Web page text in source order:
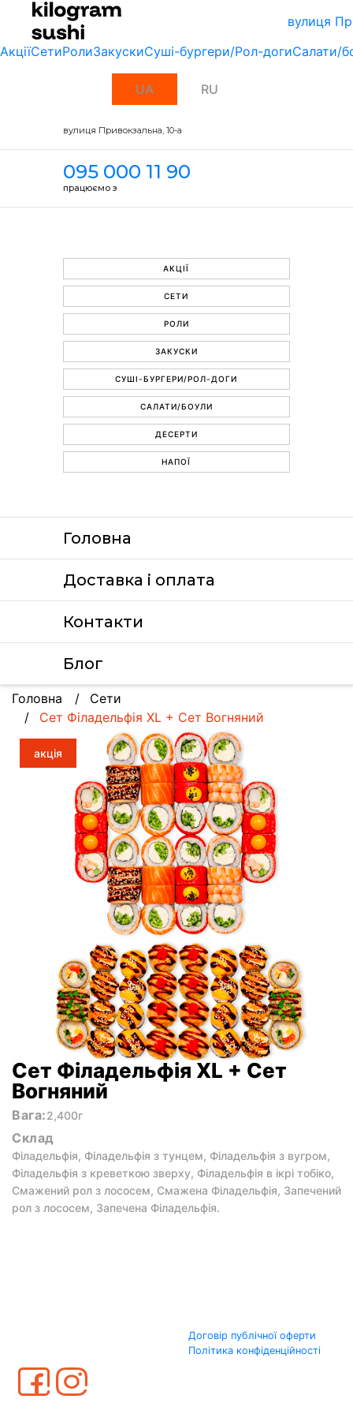
вулиця
АкціїСетиРолиЗакускиСуші-бургери/Рол-догиСалати/
UA RU
вулиця Привокзальна, 10-a
095 000 11 90
працюємо з
АКЦІЇ
СЕТИ
РОЛИ
ЗАКУСКИ
СУШІ-БУРГЕРИ/РОЛ-ДОГИ
САЛАТИ/БОУЛИ
ДЕСЕРТИ
НАПОЇ
Головна
Доставка i оплата
Контакти
Блог
Головна
Сети
Сет Філадельфія XL + Сет Вогняний
акція
Сет Філадельфія XL + Сет
Вогняний
Вага:2,400г
Склад
Філадельфія, Філадельфія з тунцем, Філадельфія з вугром,
Філадельфія з креветкою зверху, Філадельфія в ікрі тобіко,
Смажений рол з лососем, Смажена Філадельфія, Запечений
рол з лососем, Запечена Філадельфія.
Договір публічної оферти
Політика конфіденційності